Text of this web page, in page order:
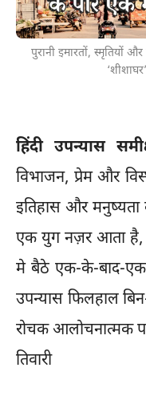
पुरानी इमारतों, स्मृतियों
हिंदी उपन्यास
विभाजन, प्रेम और
इतिहास और मनुष्यता
एक युग नज़र आता है,
मे बैठे एक-के-बाद-
उपन्यास फिलहाल
रोचक आलोचनात्मक
तिवारी